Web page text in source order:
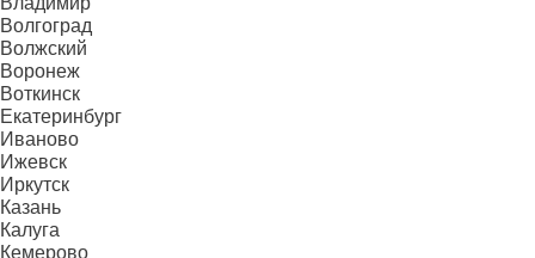
Волгоград
Волжский
Воронеж
Воткинск
Екатеринбург
Иваново
Ижевск
Иркутск
Казань
Калуга
Кемерово